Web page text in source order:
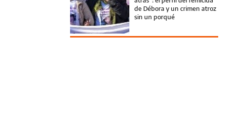
de Débora y un crimen atroz
sin un porqué